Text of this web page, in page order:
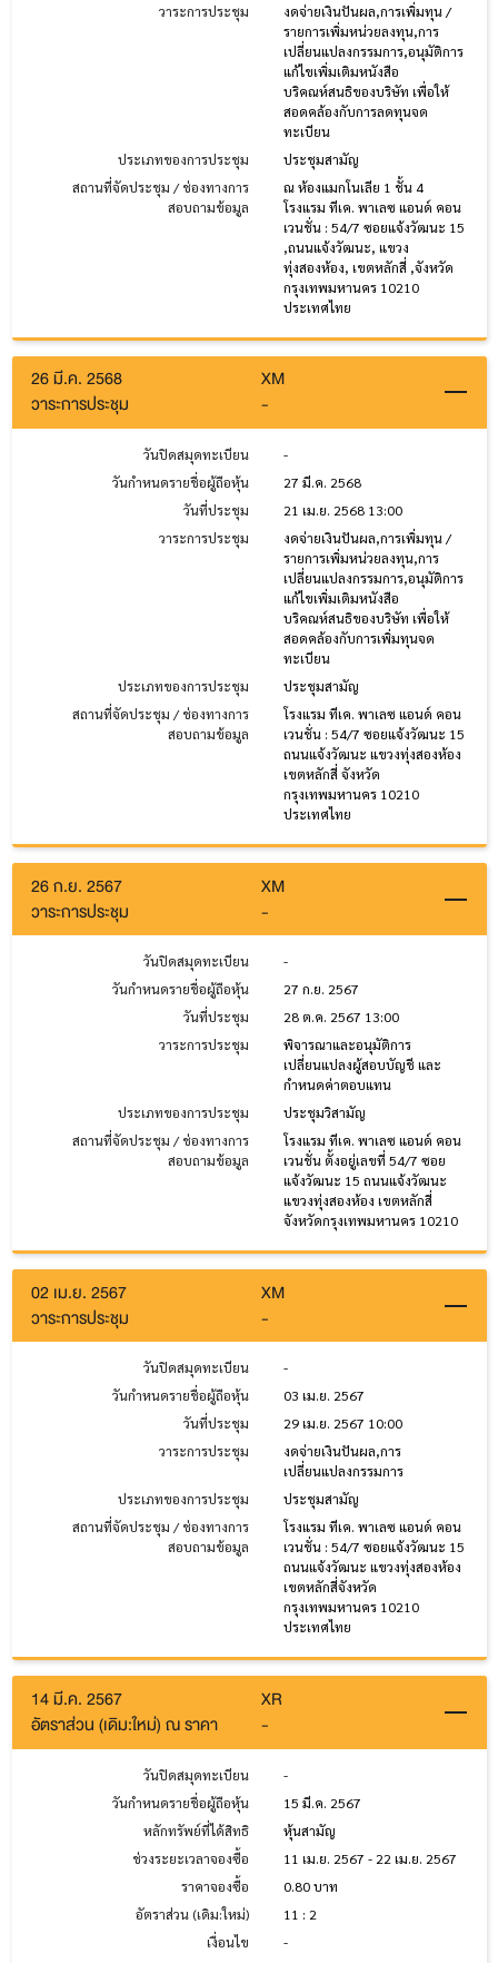
วาระการประชุม
งดจ่ายเงินปันผล,การเพิ่มทุน /
รายการเพิ่มหน่วยลงทุน,การ
เปลี่ยนแปลงกรรมการ,อนุมัติการ
แก้ไขเพิ่มเติมหนังสือ
บริคณห์สนธิของบริษัท เพื่อให้
สอดคล้องกับการลดทุนจด
ทะเบียน
ประเภทของการประชุม
ประชุมสามัญ
สถานที่จัดประชุม / ช่องทางการ
สอบถามข้อมูล
ณ ห้องแมกโนเลีย 1 ชั้น 4
โรงแรม ทีเค. พาเลซ แอนด์ คอน
เวนชั่น : 54/7 ซอยแจ้งวัฒนะ 15
,ถนนแจ้งวัฒนะ, แขวง
ทุ่งสองห้อง, เขตหลักสี่ ,จังหวัด
กรุงเทพมหานคร 10210
ประเทศไทย
26 มี.ค. 2568
XM
วาระการประชุม
-
วันปิดสมุดทะเบียน
-
วันกำหนดรายชื่อผู้ถือหุ้น
27 มี.ค. 2568
วันที่ประชุม
21 เม.ย. 2568 13:00
วาระการประชุม
งดจ่ายเงินปันผล,การเพิ่มทุน /
รายการเพิ่มหน่วยลงทุน,การ
เปลี่ยนแปลงกรรมการ,อนุมัติการ
แก้ไขเพิ่มเติมหนังสือ
บริคณห์สนธิของบริษัท เพื่อให้
สอดคล้องกับการเพิ่มทุนจด
ทะเบียน
ประเภทของการประชุม
ประชุมสามัญ
สถานที่จัดประชุม / ช่องทางการ
สอบถามข้อมูล
โรงแรม ทีเค. พาเลซ แอนด์ คอน
เวนชั่น : 54/7 ซอยแจ้งวัฒนะ 15
ถนนแจ้งวัฒนะ แขวงทุ่งสองห้อง
เขตหลักสี่ จังหวัด
กรุงเทพมหานคร 10210
ประเทศไทย
26 ก.ย. 2567
XM
วาระการประชุม
-
วันปิดสมุดทะเบียน
-
วันกำหนดรายชื่อผู้ถือหุ้น
27 ก.ย. 2567
วันที่ประชุม
28 ต.ค. 2567 13:00
วาระการประชุม
พิจารณาและอนุมัติการ
เปลี่ยนแปลงผู้สอบบัญชี และ
กำหนดค่าตอบแทน
ประเภทของการประชุม
ประชุมวิสามัญ
สถานที่จัดประชุม / ช่องทางการ
สอบถามข้อมูล
โรงแรม ทีเค. พาเลซ แอนด์ คอน
เวนชั่น ตั้งอยู่เลขที่ 54/7 ซอย
แจ้งวัฒนะ 15 ถนนแจ้งวัฒนะ
แขวงทุ่งสองห้อง เขตหลักสี่
จังหวัดกรุงเทพมหานคร 10210
02 เม.ย. 2567
XM
วาระการประชุม
-
วันปิดสมุดทะเบียน
-
วันกำหนดรายชื่อผู้ถือหุ้น
03 เม.ย. 2567
วันที่ประชุม
29 เม.ย. 2567 10:00
วาระการประชุม
งดจ่ายเงินปันผล,การ
เปลี่ยนแปลงกรรมการ
ประเภทของการประชุม
ประชุมสามัญ
สถานที่จัดประชุม / ช่องทางการ
สอบถามข้อมูล
โรงแรม ทีเค. พาเลซ แอนด์ คอน
เวนชั่น : 54/7 ซอยแจ้งวัฒนะ 15
ถนนแจ้งวัฒนะ แขวงทุ่งสองห้อง
เขตหลักสี่จังหวัด
กรุงเทพมหานคร 10210
ประเทศไทย
14 มี.ค. 2567
XR
อัตราส่วน (เดิม:ใหม่) ณ ราคา
-
วันปิดสมุดทะเบียน
-
วันกำหนดรายชื่อผู้ถือหุ้น
15 มี.ค. 2567
หลักทรัพย์ที่ได้สิทธิ
หุ้นสามัญ
ช่วงระยะเวลาจองซื้อ
11 เม.ย. 2567 - 22 เม.ย. 2567
ราคาจองซื้อ
0.80 บาท
อัตราส่วน (เดิม:ใหม่)
11 : 2
เงื่อนไข
-